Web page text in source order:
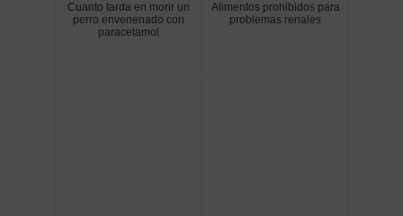
Cuanto tarda en morir un
perro envenenado con
paracetamol
Alimentos prohibidos para
problemas renales